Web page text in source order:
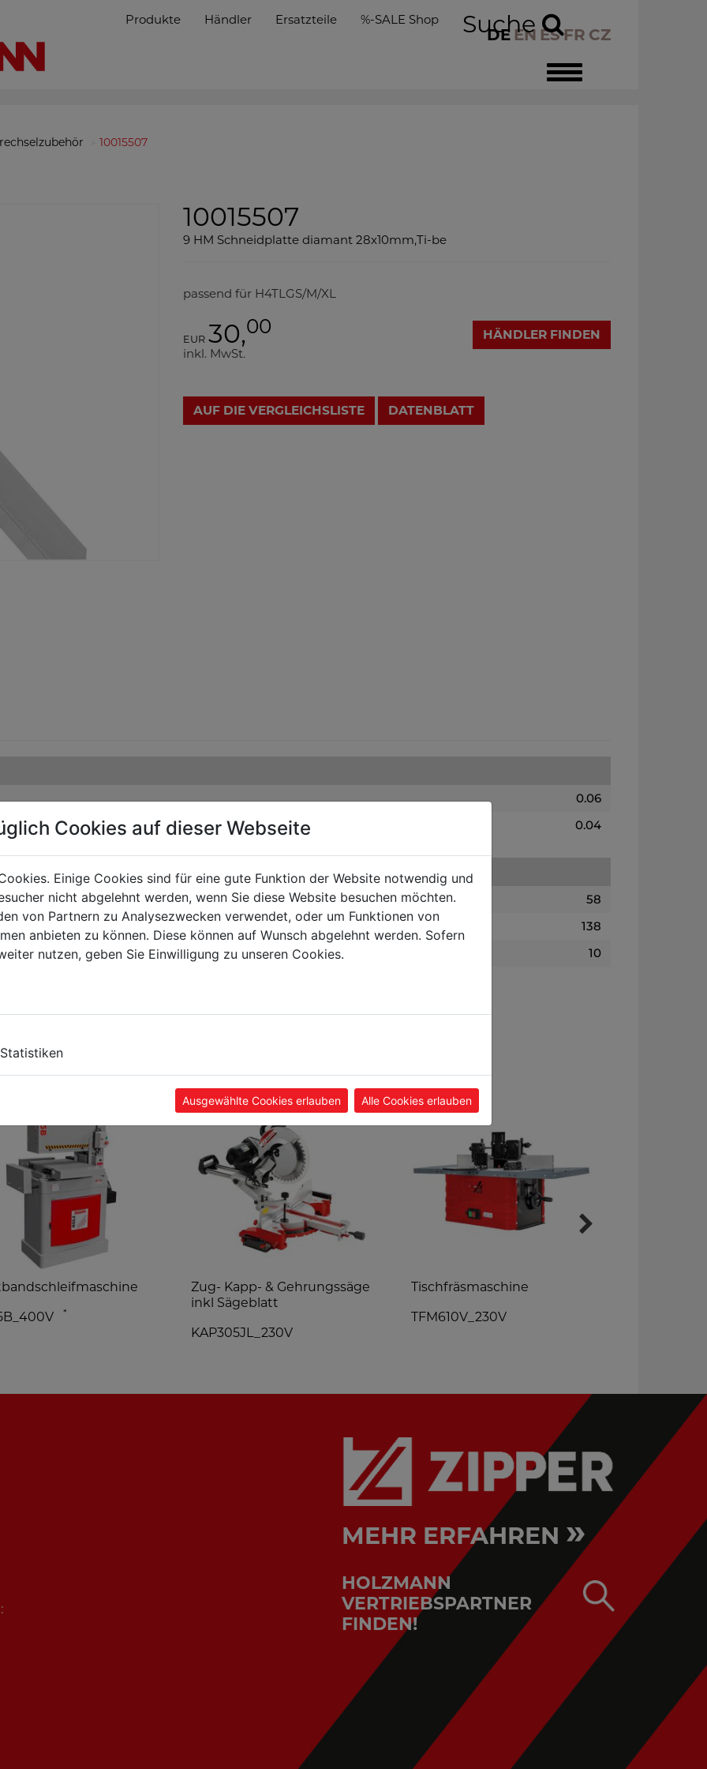
Toggle
navigation
DE EN ESFR CZ
Produkte Händler Ersatzteile %-SALE Shop Suche
10015507
10015507
9 HM Schneidplatte diamant 28x10mm,Ti-be
passend für H4TLGS/M/XL
EUR 30,00
inkl. MwSt.
HÄNDLER FINDEN
AUF DIE VERGLEICHSLISTE DATENBLATT
0.06
0.04
58
138
10
*
Zug- Kapp- & Gehrungssäge
inkl Sägeblatt
KAP305JL_230V
Tischfräsmaschine
TFM610V_230V
MEHR ERFAHREN »
HOLZMANN
VERTRIEBSPARTNER
FINDEN!
Cookies auf dieser Webseite
Einige Cookies sind für eine gute Funktion der Website notwendig und
nicht abgelehnt werden, wenn Sie diese Website besuchen möchten.
von Partnern zu Analysezwecken verwendet, oder um Funktionen von
anbieten zu können. Diese können auf Wunsch abgelehnt werden. Sofern
nutzen, geben Sie Einwilligung zu unseren Cookies.
Statistiken
Ausgewählte Cookies erlauben Alle Cookies erlauben